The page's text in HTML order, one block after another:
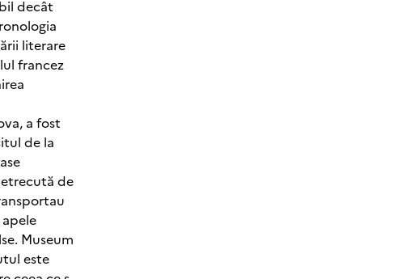
decât
literare
francez
a fost
de la
de
Museum
este